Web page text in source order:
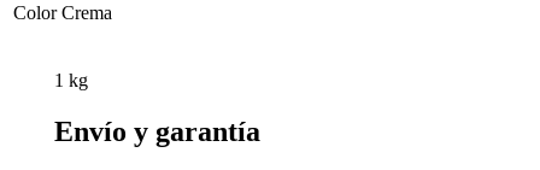
Color Crema
1 kg
Envío y garantía